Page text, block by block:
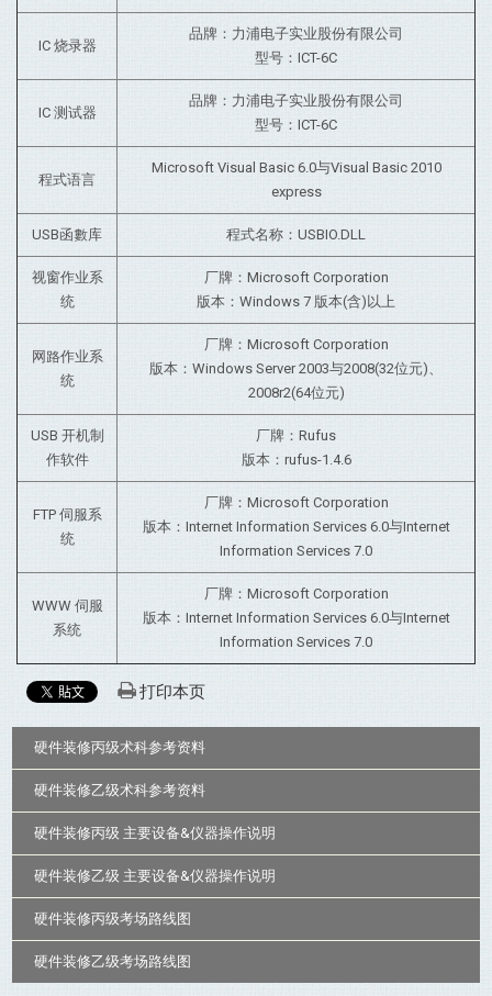
IC 烧录器
品牌：力浦电子实业股份有限公司
型号：ICT-6C
IC 测试器
品牌：力浦电子实业股份有限公司
型号：ICT-6C
程式语言
Microsoft Visual Basic 6.0与Visual Basic 2010
express
USB函數库 程式名称：USBIO.DLL
视窗作业系
统
厂牌：Microsoft Corporation
版本：Windows 7 版本(含)以上
网路作业系
统
厂牌：Microsoft Corporation
版本：Windows Server 2003与2008(32位元)、
2008r2(64位元)
USB 开机制
作软件
厂牌：Rufus
版本：rufus-1.4.6
FTP 伺服系
统
厂牌：Microsoft Corporation
版本：Internet Information Services 6.0与Internet
Information Services 7.0
WWW 伺服
系统
厂牌：Microsoft Corporation
版本：Internet Information Services 6.0与Internet
Information Services 7.0
打印本页
硬件装修丙级术科参考资料
硬件装修乙级术科参考资料
硬件装修丙级 主要设备&仪器操作说明
硬件装修乙级 主要设备&仪器操作说明
硬件装修丙级考场路线图
硬件装修乙级考场路线图